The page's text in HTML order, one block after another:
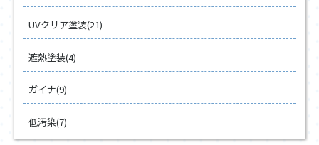
UVクリア塗装(21)
遮熱塗装(4)
ガイナ(9)
低汚染(7)